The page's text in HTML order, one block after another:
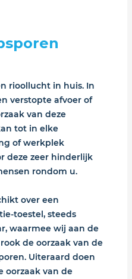
rioollucht in huis. In
verstopte afvoer of
van deze
tot in elke
of werkplek
deze zeer hinderlijk
rondom u.
over een
toestel, steeds
waarmee wij aan de
de oorzaak van de
Uiteraard doen
oorzaak van de